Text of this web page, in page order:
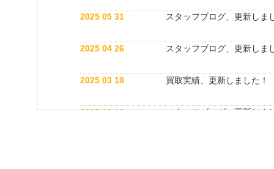
2025 05 31 スタッフブログ、更新しま
2025 04 26 スタッフブログ、更新しま
2025 03 18 買取実績、更新しました！
2025 03 12 スタッフブログ、更新しま